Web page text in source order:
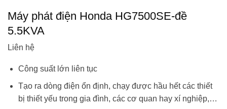
Máy phát điện Honda HG7500SE-đề
5.5KVA
Liên hệ
Công suất lớn liên tục
Tạo ra dòng điện ổn định, chạy được hầu hết các thiết
bị thiết yếu trong gia đình, các cơ quan hay xí nghiệp,…